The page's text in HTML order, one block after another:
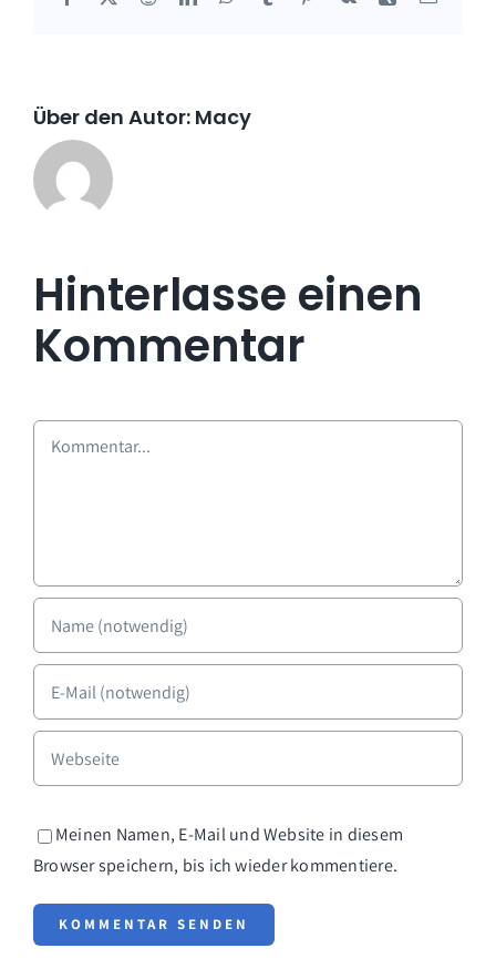
Über den Autor: Macy
Hinterlasse einen
Kommentar
Meinen Namen, E-Mail und Website in diesem
Browser speichern, bis ich wieder kommentiere.